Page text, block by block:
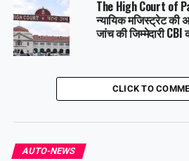
The High Court of
न्यायिक मजिस्ट्रेट की
जांच की जिम्मेदारी CBI
CLICK TO
AUTO-NEWS